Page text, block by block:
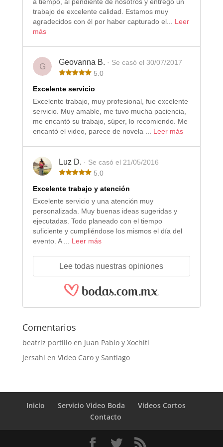
trabajo de excelente calidad. Estamos muy
agradecidos con él por haber capturado el... Leer
más
G Geovanna B. · Se casó el 30/07/2017
5.0
Excelente servicio
Excelente trabajo, muy profesional, fue excelente
servicio. Muy amable, me tuvo mucha paciencia,
me encantó su trabajo, súper, lo recomiendo. Me
encantó el video, parece de novela ... Leer más
Luz D. · Se casó el 21/05/2016
5.0
Excelente trabajo y atención
Excelente servicio y una atención muy
personalizada. Muy buenas ideas sugeridas y
ejecutadas. Todo planeado con el tiempo
suficiente y cumpliéndose los mismos el día del
evento. A ... Leer más
Lee todas nuestras opiniones
Comentarios
beatriz portilloen Juan Pablo y Xochitl
Jersahi en Video Caro y Santiago
Inicio Servicio Video Boda
Videos Cortos
Contacto